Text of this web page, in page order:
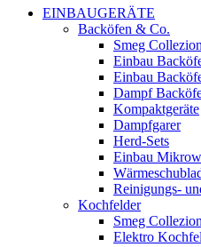
Menu
Close
EINBAUGERÄTE
Backöfen & Co.
Smeg
Einbau
Einbau
Dampf
Kompaktgeräte
Dampfgarer
Herd-Sets
Einbau
Reinigungs-
Kochfelder
Smeg
Elektro